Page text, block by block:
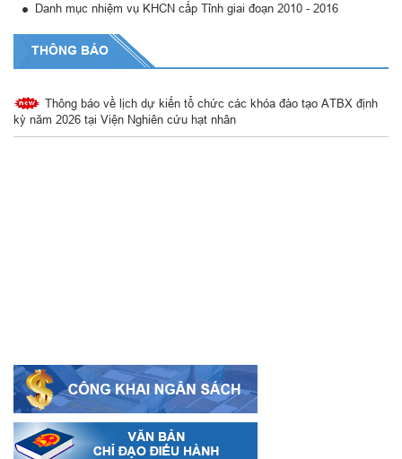
Danh mục nhiệm vụ KHCN cấp Tỉnh giai đoạn 2010 - 2016
THÔNG BÁO
Thông báo về lịch dự kiến tổ chức các khóa đào tạo ATBX định
kỳ năm 2026 tại Viện Nghiên cứu hạt nhân
Thông báo về việc Thay đổi số tài khoản ngân hàng